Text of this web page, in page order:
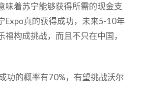
味着苏宁能够获得所需的现金支
Expo真的获得成功，未来5-10年
构成挑战，而且不只在中国，
功的概率有70%，有望挑战沃尔